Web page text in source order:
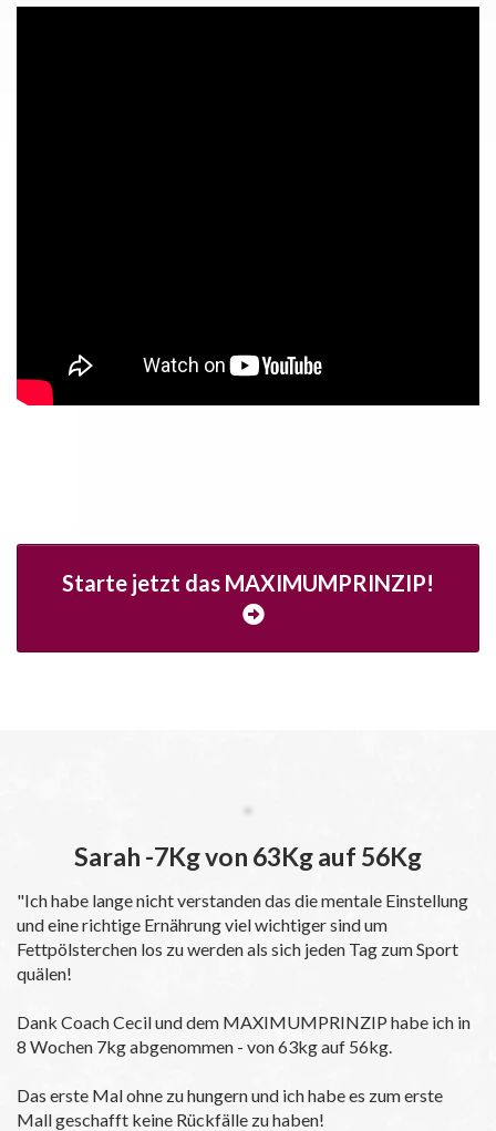
Starte jetzt das MAXIMUMPRINZIP!
Sarah -7Kg von 63Kg auf 56Kg
"Ich habe lange nicht verstanden das die mentale Einstellung
und eine richtige Ernährung viel wichtiger sind um
Fettpölsterchen los zu werden als sich jeden Tag zum Sport
quälen!
Dank Coach Cecil und dem MAXIMUMPRINZIP habe ich in
8 Wochen 7kg abgenommen - von 63kg auf 56kg.
Das erste Mal ohne zu hungern und ich habe es zum erste
Mall geschafft keine Rückfälle zu haben!